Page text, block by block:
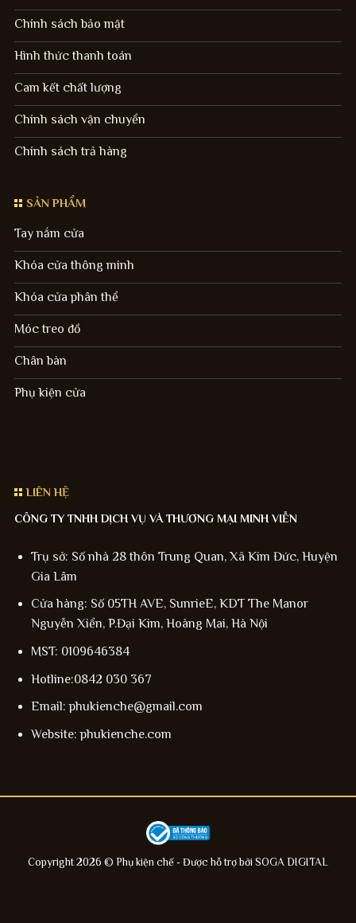
Chính sách bảo mật
Hình thức thanh toán
Cam kết chất lượng
Chính sách vận chuyển
Chính sách trả hàng
SẢN PHẨM
Tay nắm cửa
Khóa cửa thông minh
Khóa cửa phân thể
Móc treo đồ
Chân bàn
Phụ kiện cửa
LIÊN HỆ
CÔNG TY TNHH DỊCH VỤ VÀ THƯƠNG MẠI MINH VIỄN
Trụ sở: Số nhà 28 thôn Trung Quan, Xã Kim Đức, Huyện
Gia Lâm
Cửa hàng: Số 05TH AVE, SunrieE, KDT The Manor
Nguyễn Xiển, P.Đại Kim, Hoàng Mai, Hà Nội
MST: 0109646384
Hotline:0842 030 367
Email: phukienche@gmail.com
Website: phukienche.com
Copyright 2026 © Phụ kiện chế - Được hỗ trợ bởi SOGA DIGITAL